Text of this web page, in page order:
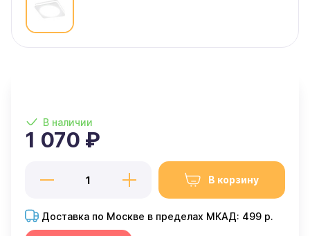
В наличии
1 070 ₽
В корзину
Доставка по Москве в пределах МКАД: 499 р.